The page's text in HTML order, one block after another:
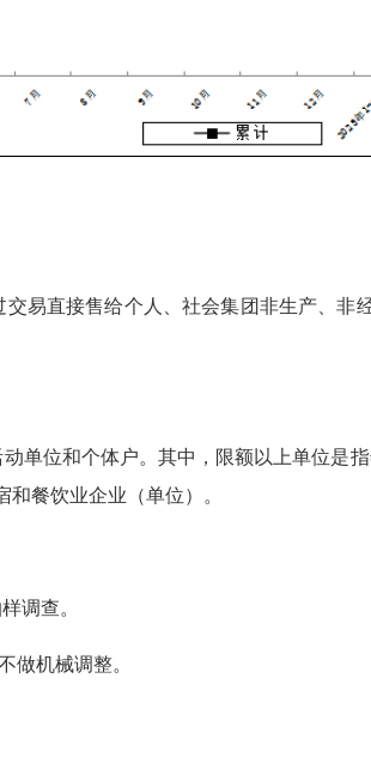
直接售给个人、社会集团非生产、非
位和个体户。其中，限额以上单位是指
和餐饮业企业（单位）。
调查。
做机械调整。